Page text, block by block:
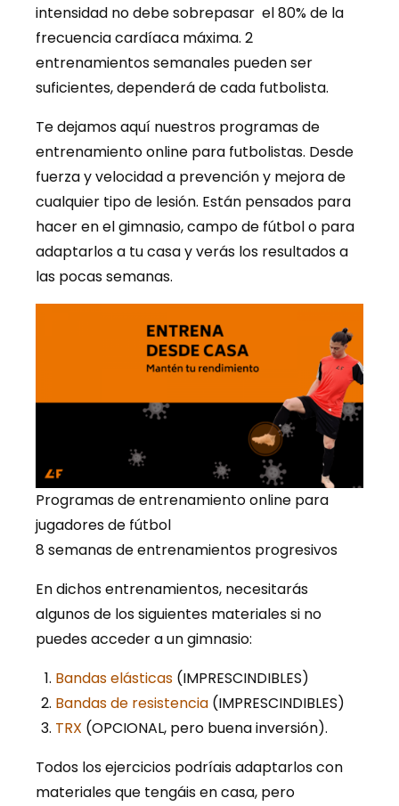
intensidad no debe sobrepasar el 80% de la
frecuencia cardíaca máxima. 2
entrenamientos semanales pueden ser
suficientes, dependerá de cada futbolista.
Te dejamos aquí nuestros programas de
entrenamiento online para futbolistas. Desde
fuerza y velocidad a prevención y mejora de
cualquier tipo de lesión. Están pensados para
hacer en el gimnasio, campo de fútbol o para
adaptarlos a tu casa y verás los resultados a
las pocas semanas.
Programas de entrenamiento online para
jugadores de fútbol
8 semanas de entrenamientos progresivos
En dichos entrenamientos, necesitarás
algunos de los siguientes materiales si no
puedes acceder a un gimnasio:
Bandas elásticas (IMPRESCINDIBLES)
Bandas de resistencia (IMPRESCINDIBLES)
TRX (OPCIONAL, pero buena inversión).
Todos los ejercicios podríais adaptarlos con
materiales que tengáis en casa, pero